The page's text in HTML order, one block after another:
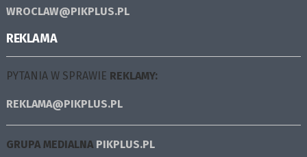
WROCLAW@PIKPLUS.PL
REKLAMA
PYTANIA W SPRAWIE REKLAMY:
REKLAMA@PIKPLUS.PL
GRUPA MEDIALNA PIKPLUS.PL